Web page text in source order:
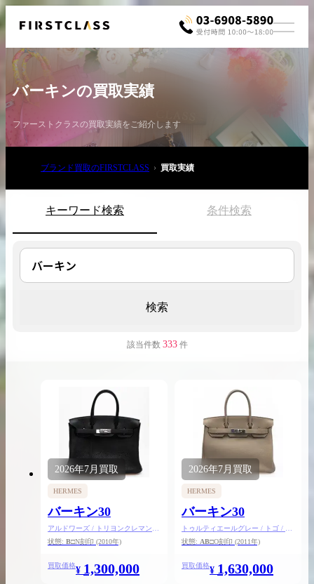
03-6908-5890
お申込み お申込み
LINE査定
バーキンの買取実績
ファーストクラスの買取実績をご紹介します
ブランド買取のFIRSTCLASS 買取実績
キーワード検索 条件検索
検索
該当件数 333 件
2026年7月 買取
HERMES
バーキン30
アルドワーズ / トリヨンクレマンス
/ シルバー金具
状態: B□N刻印 (2010年)
買取価格¥ 1,300,000
2026年7月 買取
HERMES
バーキン30
トゥルティエールグレー / トゴ / シ
ルバー金具
状態: AB□O刻印 (2011年)
買取価格¥ 1,630,000